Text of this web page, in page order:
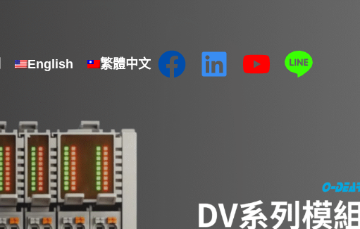
English 繁體中文